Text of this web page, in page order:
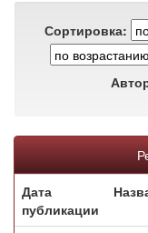
Сортировка:
Дата
публикации